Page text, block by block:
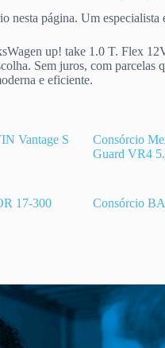
nesta página. Um
up! take 1.0 T. Flex
Sem juros, com parcelas
e eficiente.
Vantage S
Consórcio
Guard VR4
17-300
Consórcio